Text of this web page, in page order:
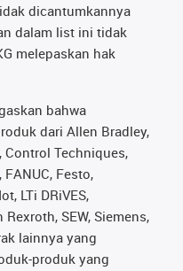
dicantumkannya
dalam list ini tidak
melepaskan hak
bahwa
dari Allen Bradley,
Control Techniques,
FANUC, Festo,
LTi DRiVES,
SEW, Siemens,
lainnya yang
produk yang